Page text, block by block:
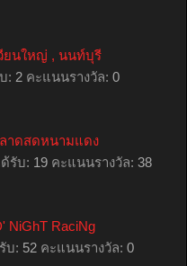
วียนใหญ่ , นนท์บุรี
: 2 คะแนนรางวัล: 0
าดสดหนามแดง
รับ: 19 คะแนนรางวัล: 38
NiGhT RaciNg
บ: 52 คะแนนรางวัล: 0